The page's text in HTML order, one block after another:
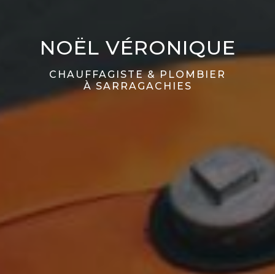
NOËL VÉRONIQUE
CHAUFFAGISTE & PLOMBIER
À SARRAGACHIES